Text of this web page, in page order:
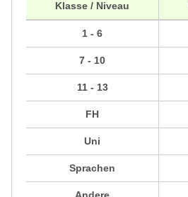
Klasse / Niveau
1 - 6
7 - 10
11 - 13
FH
Uni
Sprachen